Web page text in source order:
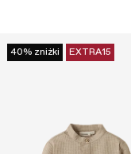
40% zniżki EXTRA15